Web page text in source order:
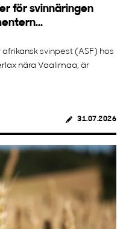
för svinnäringen
svinpest (ASF) hos
nära Vaalimaa, är
31.07.2026